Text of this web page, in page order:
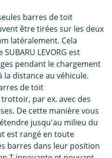
barres de toit
être tirées sur les deux
latéralement. Cela
LEVORG est
pendant le chargement
la distance au véhicule.
de toit
par ex. avec des
De cette manière vous
jusqu'au milieu du
est rangé en toute
barres dans leur position